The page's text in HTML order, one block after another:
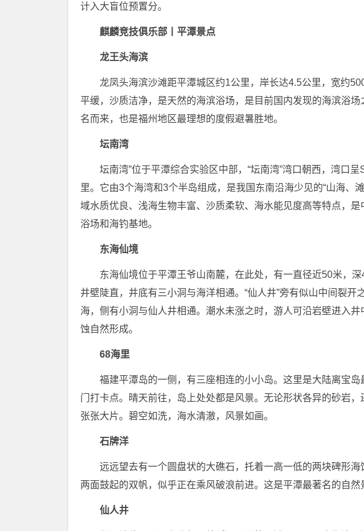
计入大盲位预置分。
麒麟竞技俱乐部丨平潭景点
龙王头海滨
龙凤头海滨沙滩距平潭城区约1公里，岸长达4.5公里，宽约
平缓，沙质洁净，是天然的海滨浴场，是目前国内发现的海滨浴
名而来，也是福州地区最理想的度假避暑胜地。
坛南湾
坛南湾”位于平潭综合实验区中部，“坛南湾”湾口朝西，湾口
里。它由3个海湾和3个半岛组成，是我国东南沿海少见的“山海、
域水质优良、浅海生物丰富、沙质柔软、海水能见度高等特点，
浴场和海钓基地。
东海仙境
东海仙境位于平潭王爷山南麓，在此处，有一直径近50米，深
井壁陡直，井底有三小洞与海洋相通。“仙人井”旁有似山中间裂
海，侧有小洞与仙人井相通。潮水未涨之时，游人可沿岩壁进入
蚀自然形成。
68海里
福建平潭岛的一侧，有三座相连的小小岛。这里是大陆离宝
门打卡点。晴天前往，岛上处处都是风景。无论形状各异的砂岩
张张大片。碧空如洗，海水清澈，风景如画。
石牌洋
远远望去有一个圆盘状的大礁石，托着一高一低的两块碑形
两面鼓起的双帆，似乎正在乘风破浪前进。这是平潭最著名的自然
仙人井